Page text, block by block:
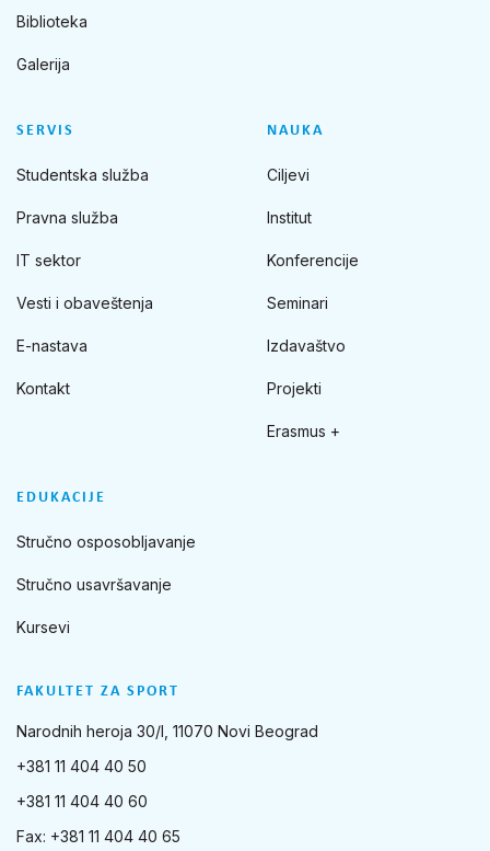
FAKULTET ZA SPORT
Narodnih heroja 30/I, 11070 Novi Beograd
+381 11 404 40 50
+381 11 404 40 60
Fax: +381 11 404 40 65
Biblioteka
Galerija
SERVIS
Studentska služba
Pravna služba
IT sektor
Vesti i obaveštenja
E-nastava
Kontakt
NAUKA
Ciljevi
Institut
Konferencije
Seminari
Izdavaštvo
Projekti
Erasmus +
EDUKACIJE
Stručno osposobljavanje
Stručno usavršavanje
Kursevi